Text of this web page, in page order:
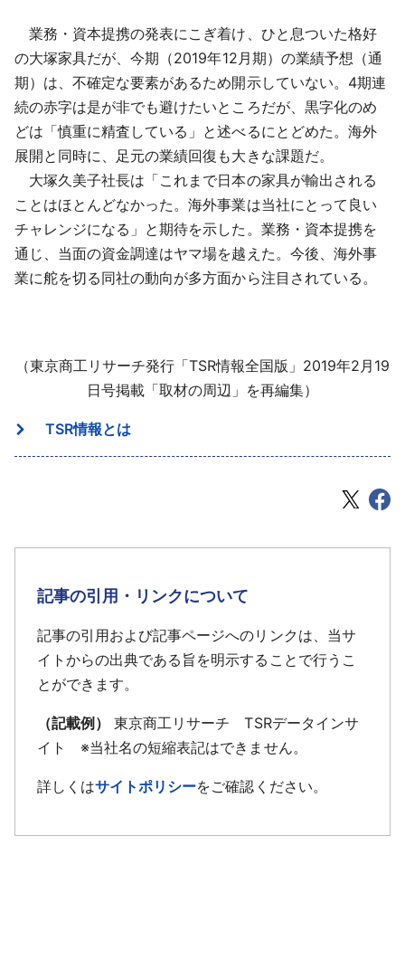
業務・資本提携の発表にこぎ着け、ひと息ついた格好
の大塚家具だが、今期（2019年12月期）の業績予想（通
期）は、不確定な要素があるため開示していない。4期連
続の赤字は是が非でも避けたいところだが、黒字化のめ
どは「慎重に精査している」と述べるにとどめた。海外
展開と同時に、足元の業績回復も大きな課題だ。
大塚久美子社長は「これまで日本の家具が輸出される
ことはほとんどなかった。海外事業は当社にとって良い
チャレンジになる」と期待を示した。業務・資本提携を
通じ、当面の資金調達はヤマ場を越えた。今後、海外事
業に舵を切る同社の動向が多方面から注目されている。
（東京商工リサーチ発行「TSR情報全国版」2019年2月19
日号掲載「取材の周辺」を再編集）
TSR情報とは
記事の引用・リンクについて
記事の引用および記事ページへのリンクは、当サ
イトからの出典である旨を明示することで行うこ
とができます。
（記載例）
東京商工リサーチ TSRデータインサ
イト ※当社名の短縮表記はできません。
詳しくはサイトポリシーをご確認ください。